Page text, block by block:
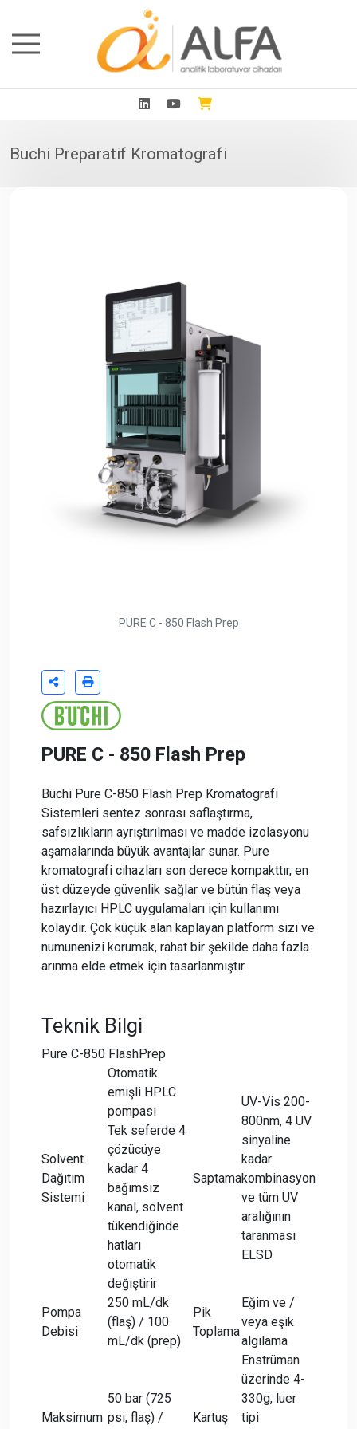
Buchi Preparatif Kromatografi
PURE C - 850 Flash Prep
PURE C - 850 Flash Prep
Büchi Pure C-850 Flash Prep Kromatografi
Sistemleri sentez sonrası saflaştırma,
safsızlıkların ayrıştırılması ve madde izolasyonu
aşamalarında büyük avantajlar sunar. Pure
kromatografi cihazları son derece kompakttır, en
üst düzeyde güvenlik sağlar ve bütün flaş veya
hazırlayıcı HPLC uygulamaları için kullanımı
kolaydır. Çok küçük alan kaplayan platform sizi ve
numunenizi korumak, rahat bir şekilde daha fazla
arınma elde etmek için tasarlanmıştır.
Teknik Bilgi
Pure C-850 FlashPrep
Solvent
Dağıtım
Sistemi
Otomatik
emişli HPLC
pompası
Tek seferde 4
çözücüye
kadar 4
bağımsız
kanal, solvent
tükendiğinde
hatları
otomatik
değiştirir
Saptama
UV-Vis 200-
800nm, 4 UV
sinyaline
kadar
kombinasyon
ve tüm UV
aralığının
taranması
ELSD
Pompa
Debisi
250 mL/dk
(flaş) / 100
mL/dk (prep)
Pik
Toplama
Eğim ve /
veya eşik
algılama
Maksimum
50 bar (725
psi, flaş) /
Kartuş
Enstrüman
üzerinde 4-
330g, luer
tipi